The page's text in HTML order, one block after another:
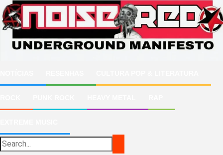
para
o
conteúdo